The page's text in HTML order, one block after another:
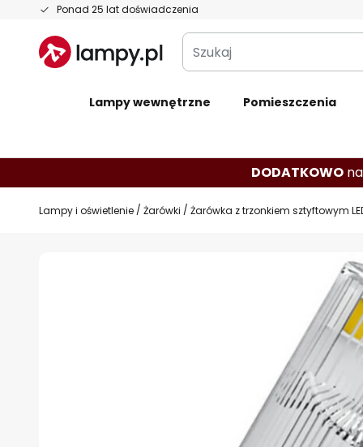
Ponad 25 lat doświadczenia
Przejdź
treści
Szukaj
Lampy wewnętrzne Pomieszczenia
DODATKOWO
Lampy i oświetlenie Żarówki Żarówka z trzonkiem sztyftowym